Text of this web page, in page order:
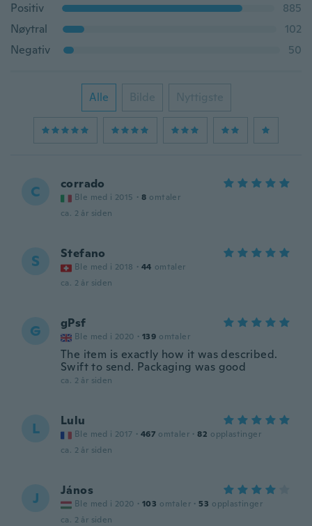
Positiv
885
Nøytral
102
Negativ
50
Alle Bilde Nyttigste
C corrado
Ble med i 2015 · 8 omtaler
ca. 2 år siden
S Stefano
Ble med i 2018 · 44 omtaler
ca. 2 år siden
G gPsf
Ble med i 2020 · 139 omtaler
The item is exactly how it was described.
Swift to send. Packaging was good
ca. 2 år siden
L Lulu
Ble med i 2017 · 467 omtaler · 82 opplastinger
ca. 2 år siden
J János
Ble med i 2020 · 103 omtaler · 53 opplastinger
ca. 2 år siden